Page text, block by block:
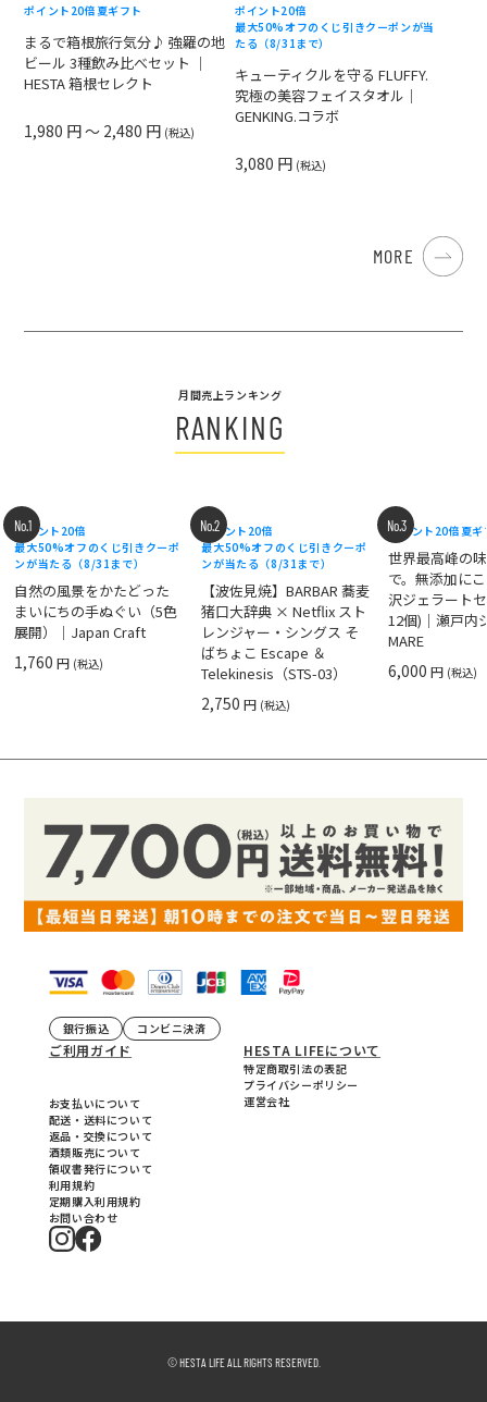
ポイント20倍 夏ギフト
まるで箱根旅行気分♪ 強羅の地
ビール 3種飲み比べセット ｜
HESTA 箱根セレクト
1,980 円 ～ 2,480 円 (税込)
ポイント20倍
最大50%オフのくじ引きクーポンが当
たる（8/31まで）
キューティクルを守る FLUFFY.
究極の美容フェイスタオル｜
GENKING.コラボ
3,080 円 (税込)
MORE
月間売上ランキング
RANKING
No.1
ポイント20倍
最大50%オフのくじ引きクーポ
ンが当たる（8/31まで）
自然の風景をかたどった
まいにちの手ぬぐい（5色
展開）｜Japan Craft
1,760円 (税込)
No.2
ポイント20倍
最大50%オフのくじ引きクーポ
ンが当たる（8/31まで）
【波佐見焼】BARBAR 蕎麦
猪口大辞典 × Netflix スト
レンジャー・シングス そ
ばちょこ Escape ＆
Telekinesis（STS-03）
2,750円 (税込)
No.3
ポイント20倍 夏
世界最高峰の
で。無添加に
沢ジェラート
12個)｜瀬戸内
MARE
6,000円 (税込)
銀行振込 コンビニ決済
ご利用ガイド
お支払いについて
配送・送料について
返品・交換について
酒類販売について
領収書発行について
利用規約
定期購入利用規約
お問い合わせ
HESTA LIFEについて
特定商取引法の表記
プライバシーポリシー
運営会社
© HESTA LIFE ALL RIGHTS RESERVED.